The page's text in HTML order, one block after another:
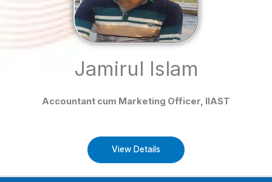
Jamirul Islam
Accountant cum Marketing Officer, IIAST
View Details